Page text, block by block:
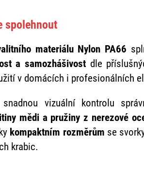
spolehnout
materiálu Nylon PA66
a samozhášivost dle
v domácích i profesionálních
snadnou vizuální kontrolu
mědi a pružiny z nerezové
kompaktním rozměrům se
krabic.